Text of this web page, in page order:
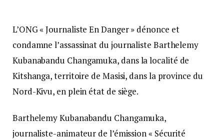
L’ONG « Journaliste En Danger » dénonce et
condamne l’assassinat du journaliste Barthelemy
Kubanabandu Changamuka, dans la localité de
Kitshanga, territoire de Masisi, dans la province du
Nord-Kivu, en plein état de siège.
Barthelemy Kubanabandu Changamuka,
journaliste-animateur de l’émission « Sécurité